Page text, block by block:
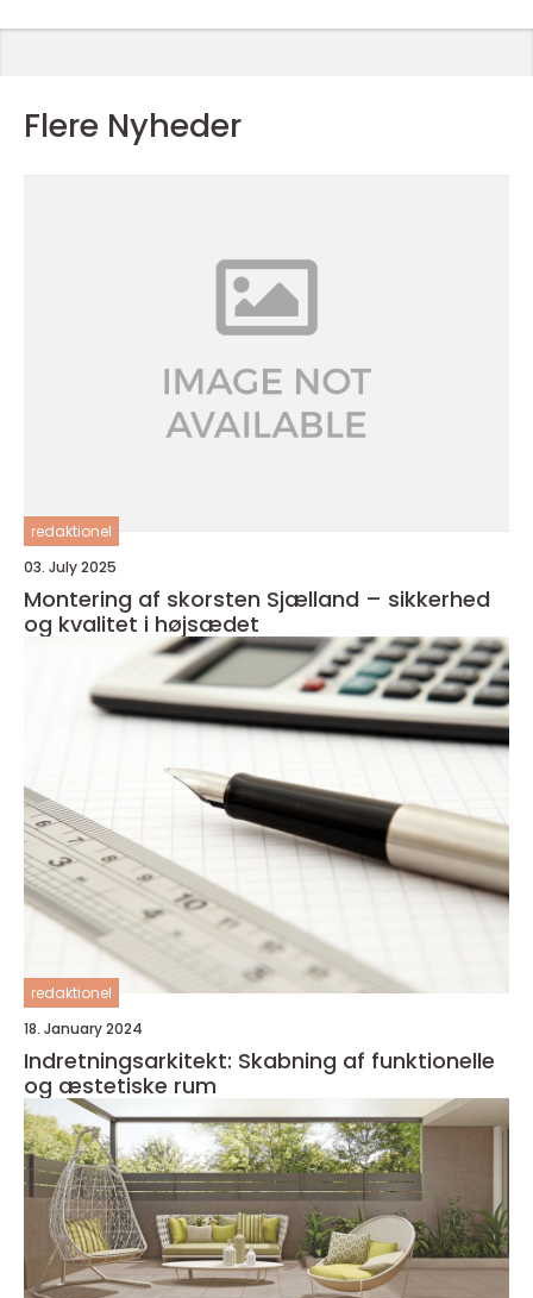
Flere Nyheder
redaktionel
03. July 2025
Montering af skorsten Sjælland – sikkerhed
og kvalitet i højsædet
redaktionel
18. January 2024
Indretningsarkitekt: Skabning af funktionelle
og æstetiske rum